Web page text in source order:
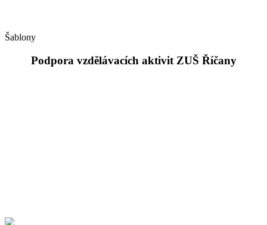
Šablony
Podpora vzdělávacích aktivit ZUŠ Říčany